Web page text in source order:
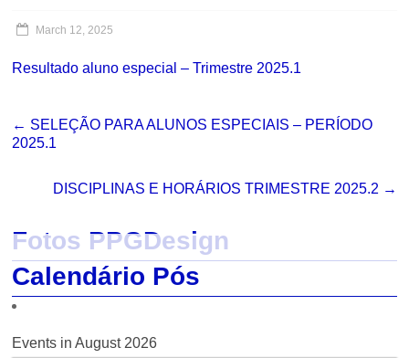
March 12, 2025
Resultado aluno especial – Trimestre 2025.1
← SELEÇÃO PARA ALUNOS ESPECIAIS – PERÍODO
2025.1
DISCIPLINAS E HORÁRIOS TRIMESTRE 2025.2 →
Fotos PPGDesign
Calendário Pós
Events in August 2026